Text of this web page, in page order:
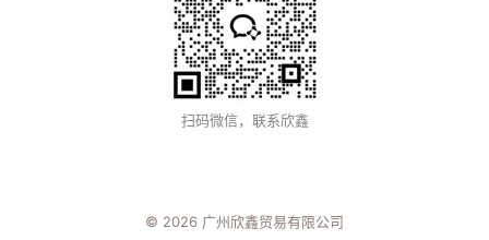
扫码微信，联系欣鑫
© 2026 广州欣鑫贸易有限公司